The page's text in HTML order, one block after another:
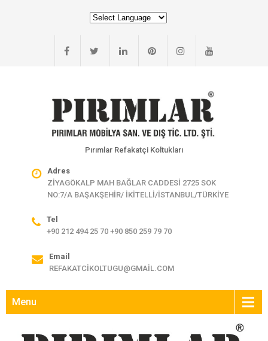
Pırımlar Refakatçi Koltukları
Adres
ZİYAGÖKALP MAH BAĞLAR CADDESİ 2725 SOK
NO:7/A BAŞAKŞEHİR/ İKİTELLİ/İSTANBUL/TÜRKİYE
Tel
+90 212 494 25 70 +90 850 259 79 70
Email
REFAKATCIKOLTUGU@GMAIL.COM
Menu